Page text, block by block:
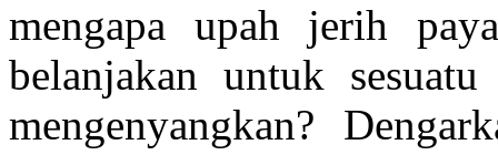
mengapa upah jerih
belanjakan untuk
mengenyangkan?